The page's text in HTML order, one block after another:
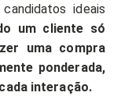
ideais
um cliente só
uma compra
ponderada,
interação.